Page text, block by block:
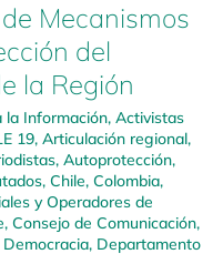
Mecanismos
del
la Región
la Información, Activistas
19, Articulación regional,
, Autoprotección,
, Chile, Colombia,
y Operadores de
, Consejo de Comunicación,
Democracia, Departamento